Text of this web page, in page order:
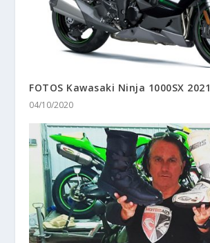
FOTOS Kawasaki Ninja 1000SX 2021
04/10/2020